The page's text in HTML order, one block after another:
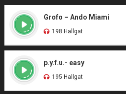
Grofo – Ando Miami
198 Hallgat
p.y.f.u.- easy
195 Hallgat